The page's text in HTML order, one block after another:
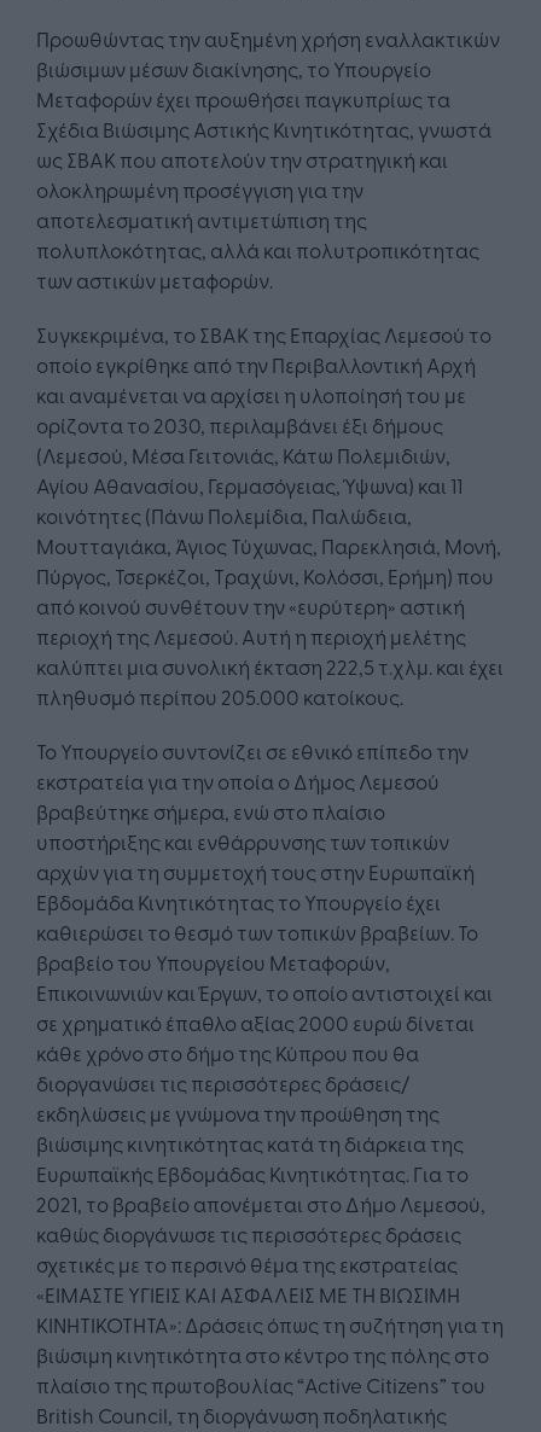
Προωθώντας την αυξημένη χρήση εναλλακτικών
βιώσιμων μέσων διακίνησης, το Υπουργείο
Μεταφορών έχει προωθήσει παγκυπρίως τα
Σχέδια Βιώσιμης Αστικής Κινητικότητας, γνωστά
ως ΣΒΑΚ που αποτελούν την στρατηγική και
ολοκληρωμένη προσέγγιση για την
αποτελεσματική αντιμετώπιση της
πολυπλοκότητας, αλλά και πολυτροπικότητας
των αστικών μεταφορών.
Συγκεκριμένα, το ΣΒΑΚ της Επαρχίας Λεμεσού το
οποίο εγκρίθηκε από την Περιβαλλοντική Αρχή
και αναμένεται να αρχίσει η υλοποίησή του με
ορίζοντα το 2030, περιλαμβάνει έξι δήμους
(Λεμεσού, Μέσα Γειτονιάς, Κάτω Πολεμιδιών,
Αγίου Αθανασίου, Γερμασόγειας, Ύψωνα) και 11
κοινότητες (Πάνω Πολεμίδια, Παλώδεια,
Μουτταγιάκα, Άγιος Τύχωνας, Παρεκλησιά, Μονή,
Πύργος, Τσερκέζοι, Τραχώνι, Κολόσσι, Ερήμη) που
από κοινού συνθέτουν την «ευρύτερη» αστική
περιοχή της Λεμεσού. Αυτή η περιοχή μελέτης
καλύπτει μια συνολική έκταση 222,5 τ.χλμ. και έχει
πληθυσμό περίπου 205.000 κατοίκους.
Το Υπουργείο συντονίζει σε εθνικό επίπεδο την
εκστρατεία για την οποία ο Δήμος Λεμεσού
βραβεύτηκε σήμερα, ενώ στο πλαίσιο
υποστήριξης και ενθάρρυνσης των τοπικών
αρχών για τη συμμετοχή τους στην Ευρωπαϊκή
Εβδομάδα Κινητικότητας το Υπουργείο έχει
καθιερώσει το θεσμό των τοπικών βραβείων. Το
βραβείο του Υπουργείου Μεταφορών,
Επικοινωνιών και Έργων, το οποίο αντιστοιχεί και
σε χρηματικό έπαθλο αξίας 2000 ευρώ δίνεται
κάθε χρόνο στο δήμο της Κύπρου που θα
διοργανώσει τις περισσότερες δράσεις/
εκδηλώσεις με γνώμονα την προώθηση της
βιώσιμης κινητικότητας κατά τη διάρκεια της
Ευρωπαϊκής Εβδομάδας Κινητικότητας. Για το
2021, το βραβείο απονέμεται στο Δήμο Λεμεσού,
καθώς διοργάνωσε τις περισσότερες δράσεις
σχετικές με το περσινό θέμα της εκστρατείας
«ΕΙΜΑΣΤΕ ΥΓΙΕΙΣ ΚΑΙ ΑΣΦΑΛΕΙΣ ΜΕ ΤΗ ΒΙΩΣΙΜΗ
ΚΙΝΗΤΙΚΟΤΗΤΑ»: Δράσεις όπως τη συζήτηση για τη
βιώσιμη κινητικότητα στο κέντρο της πόλης στο
πλαίσιο της πρωτοβουλίας “Active Citizens” του
British Council, τη διοργάνωση ποδηλατικής